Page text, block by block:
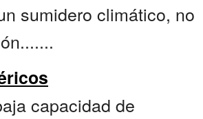
sumidero climático, no
capacidad de